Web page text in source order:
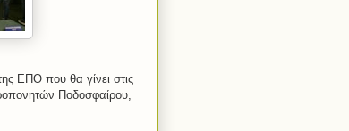
ΕΠΟ που θα γίνει στις
Ποδοσφαίρου,